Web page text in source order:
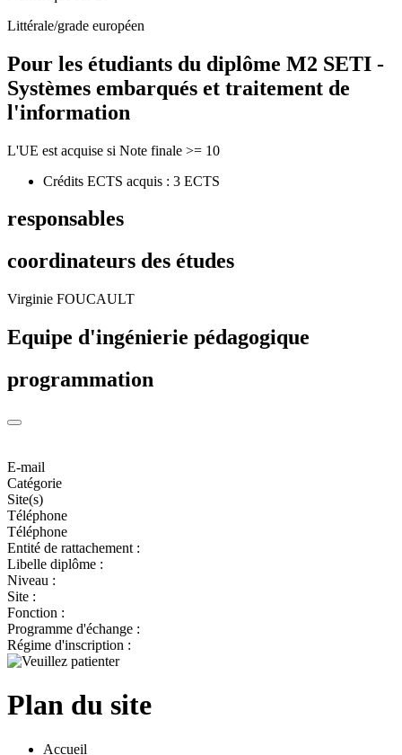
Littérale/grade européen
Pour les étudiants du diplôme M2 SETI -
Systèmes embarqués et traitement de
l'information
L'UE est acquise si Note finale >= 10
Crédits ECTS acquis : 3 ECTS
responsables
coordinateurs des études
Virginie FOUCAULT
Equipe d'ingénierie pédagogique
programmation
E-mail
Catégorie
Site(s)
Téléphone
Téléphone
Entité de rattachement :
Libelle diplôme :
Niveau :
Site :
Fonction :
Programme d'échange :
Régime d'inscription :
Plan du site
Accueil